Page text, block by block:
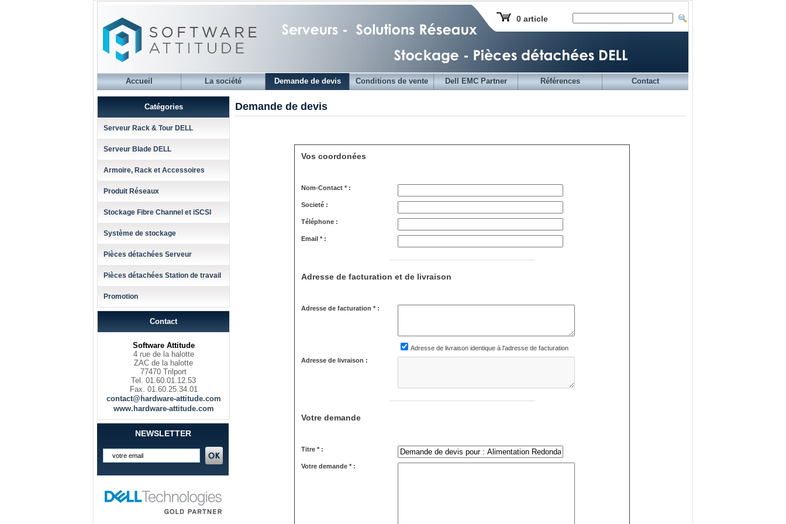
0 article
Accueil La société Demande de devis Conditions de vente Dell EMC Partner Références Contact
Catégories
Serveur Rack & Tour DELL
Serveur Blade DELL
Armoire, Rack et Accessoires
Produit Réseaux
Stockage Fibre Channel et iSCSI
Système de stockage
Pièces détachées Serveur
Pièces détachées Station de travail
Promotion
Contact
Software Attitude
4 rue de la halotte
ZAC de la halotte
77470 Trilport
Tel. 01.60.01.12.53
Fax. 01.60.25.34.01
contact@hardware-attitude.com
www.hardware-attitude.com
NEWSLETTER
Demande de devis
Vos coordonées
Nom-Contact * :
Societé :
Téléphone :
Email * :
Adresse de facturation et de livraison
Adresse de facturation * :
Adresse de livraison identique à l'adresse de facturation
Adresse de livraison :
Votre demande
Titre * :
Votre demande * :